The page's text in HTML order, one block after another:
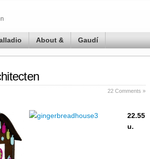
About & Gaudí
22 Comments »
22.55
u.